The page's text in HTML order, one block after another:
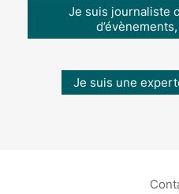
Je suis journaliste
Je suis une